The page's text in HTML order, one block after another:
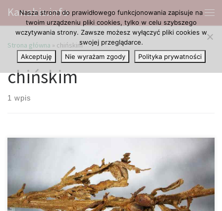
Przejdź do treści
Kanabis.info
Strona główna » chińskim
chińskim
1 wpis
Pierwszy raz archeologom udało się odkryć rośliny konopi
indyjskich, które są zachowane w dobrym stanie. W chińskim
Turpan Basin archeolodzy odkopali grób 35-letniego mężczyzny z
Kaukazu, który został pochowany około 2500 lat temu na
Nasza strona do prawidłowego funkcjonowania zapisuje na
twoim urządzeniu pliki cookies, tylko w celu szybszego
wczytywania strony. Zawsze możesz wyłączyć pliki cookies w
swojej przeglądarce.
Akceptuję
Nie wyrażam zgody Polityka prywatności